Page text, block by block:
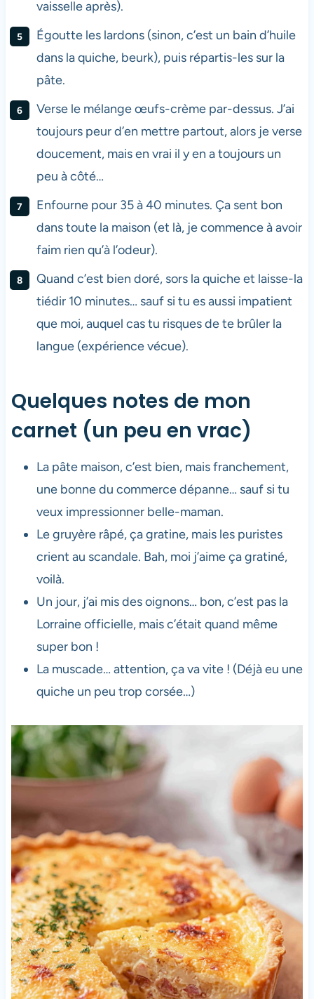
vaisselle après).
Égoutte les lardons (sinon, c’est un bain d’huile
dans la quiche, beurk), puis répartis-les sur la
pâte.
Verse le mélange œufs-crème par-dessus. J’ai
toujours peur d’en mettre partout, alors je verse
doucement, mais en vrai il y en a toujours un
peu à côté…
Enfourne pour 35 à 40 minutes. Ça sent bon
dans toute la maison (et là, je commence à avoir
faim rien qu’à l’odeur).
Quand c’est bien doré, sors la quiche et laisse-la
tiédir 10 minutes… sauf si tu es aussi impatient
que moi, auquel cas tu risques de te brûler la
langue (expérience vécue).
Quelques notes de mon
carnet (un peu en vrac)
La pâte maison, c’est bien, mais franchement,
une bonne du commerce dépanne… sauf si tu
veux impressionner belle-maman.
Le gruyère râpé, ça gratine, mais les puristes
crient au scandale. Bah, moi j’aime ça gratiné,
voilà.
Un jour, j’ai mis des oignons… bon, c’est pas la
Lorraine officielle, mais c’était quand même
super bon !
La muscade… attention, ça va vite ! (Déjà eu une
quiche un peu trop corsée…)